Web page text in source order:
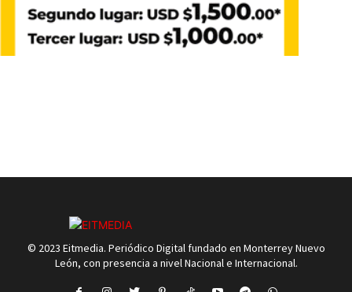
© 2023 Eitmedia. Periódico Digital fundado en Monterrey Nuevo
León, con presencia a nivel Nacional e Internacional.